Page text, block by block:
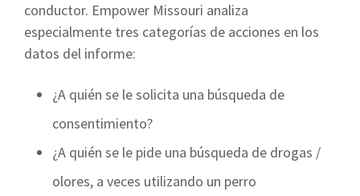
conductor. Empower Missouri analiza
especialmente tres categorías de acciones en los
datos del informe:
¿A quién se le solicita una búsqueda de
consentimiento?
¿A quién se le pide una búsqueda de drogas /
olores, a veces utilizando un perro